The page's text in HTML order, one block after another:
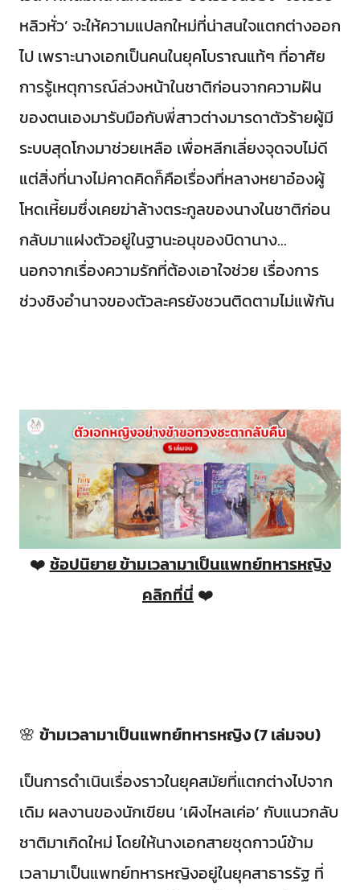
หลิวหั่ว’ จะให้ความแปลกใหม่ที่น่าสนใจแตกต่างออก
ไป เพราะนางเอกเป็นคนในยุคโบราณแท้ๆ ที่อาศัย
การรู้เหตุการณ์ล่วงหน้าในชาติก่อนจากความฝัน
ของตนเองมารับมือกับพี่สาวต่างมารดาตัวร้ายผู้มี
ระบบสุดโกงมาช่วยเหลือ เพื่อหลีกเลี่ยงจุดจบไม่ดี
แต่สิ่งที่นางไม่คาดคิดก็คือเรื่องที่หลางหยาอ๋องผู้
โหดเหี้ยมซึ่งเคยฆ่าล้างตระกูลของนางในชาติก่อน
กลับมาแฝงตัวอยู่ในฐานะอนุของบิดานาง...
นอกจากเรื่องความรักที่ต้องเอาใจช่วย เรื่องการ
ช่วงชิงอำนาจของตัวละครยังชวนติดตามไม่แพ้กัน
❤️ช้อปนิยาย ข้ามเวลามาเป็นแพทย์ทหารหญิง
คลิกที่นี่ ❤️
🌸 ข้ามเวลามาเป็นแพทย์ทหารหญิง (7 เล่มจบ)
เป็นการดำเนินเรื่องราวในยุคสมัยที่แตกต่างไปจาก
เดิม ผลงานของนักเขียน ‘เผิงไหลเค่อ’ กับแนวกลับ
ชาติมาเกิดใหม่ โดยให้นางเอกสายชุดกาวน์ข้าม
เวลามาเป็นแพทย์ทหารหญิงอยู่ในยุคสาธารรัฐ ที่